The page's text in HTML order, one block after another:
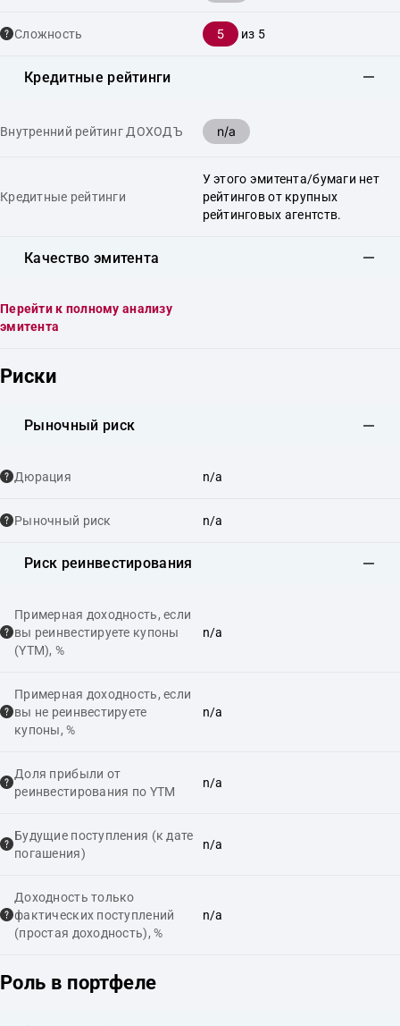
Сложность 5 из 5
Кредитные рейтинги
Внутренний рейтинг ДОХОДЪ n/a
Кредитные рейтинги
У этого эмитента/бумаги нет
рейтингов от крупных
рейтинговых агентств.
Качество эмитента
Перейти к полному анализу
эмитента
Риски
Рыночный риск
Дюрация n/a
Рыночный риск n/a
Риск реинвестирования
Примерная доходность, если
вы реинвестируете купоны
(YTM), %
n/a
Примерная доходность, если
вы не реинвестируете
купоны, %
n/a
Доля прибыли от
реинвестирования по YTM
n/a
Будущие поступления (к дате
погашения)
n/a
Доходность только
фактических поступлений
(простая доходность), %
n/a
Роль в портфеле